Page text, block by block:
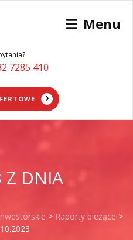
Menu
7285 410
Z DNIA
> Raporty bieżące >